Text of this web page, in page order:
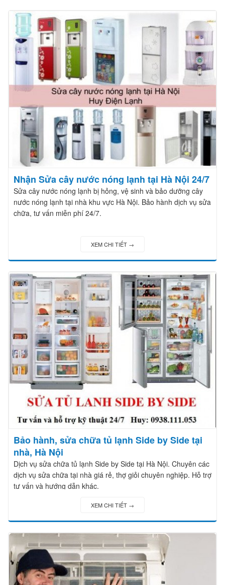
Nhận Sửa cây nước nóng lạnh tại Hà Nội 24/7
Sửa cây nước nóng lạnh bị hỏng, vệ sinh và bảo dưỡng cây
nước nóng lạnh tại nhà khu vực Hà Nội. Bảo hành dịch vụ sửa
chữa, tư vấn miễn phí 24/7.
XEM CHI TIẾT →
Bảo hành, sửa chữa tủ lạnh Side by Side tại
nhà, Hà Nội
Dịch vụ sửa chữa tủ lạnh Side by Side tại Hà Nội. Chuyên các
dịch vụ sửa chữa tại nhà giá rẻ, thợ giỏi chuyên nghiệp. Hỗ trợ
tư vấn và hướng dẫn khác.
XEM CHI TIẾT →